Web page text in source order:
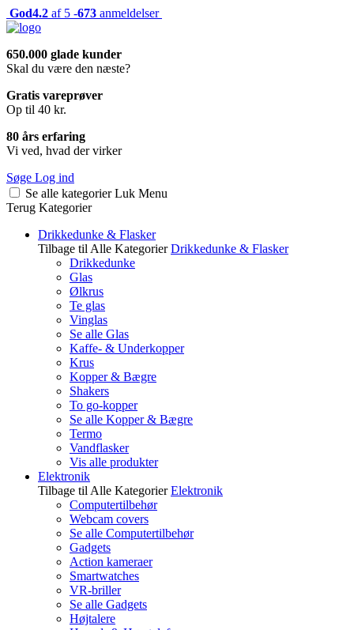
God4.2 af 5 -673 anmeldelser
650.000 glade kunder
Skal du være den næste?
Gratis vareprøver
Op til 40 kr.
80 års erfaring
Vi ved, hvad der virker
Søge Log ind
Se alle kategorier Luk Menu
Terug Kategorier
Drikkedunke & Flasker
Tilbage til Alle Kategorier Drikkedunke & Flasker
Drikkedunke
Glas
Ølkrus
Te glas
Vinglas
Se alle Glas
Kaffe- & Underkopper
Krus
Kopper & Bægre
Shakers
To go-kopper
Se alle Kopper & Bægre
Termo
Vandflasker
Vis alle produkter
Elektronik
Tilbage til Alle Kategorier Elektronik
Computertilbehør
Webcam covers
Se alle Computertilbehør
Gadgets
Action kameraer
Smartwatches
VR-briller
Se alle Gadgets
Højtalere